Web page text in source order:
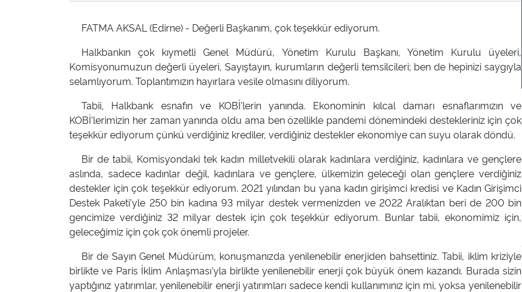
FATMA AKSAL (Edirne) - Değerli Başkanım, çok teşekkür ediyorum.
Halkbankın çok kıymetli Genel Müdürü, Yönetim Kurulu Başkanı, Yönetim Kurulu üyeleri,
Komisyonumuzun değerli üyeleri, Sayıştayın, kurumların değerli temsilcileri; ben de hepinizi saygıyla
selamlıyorum. Toplantımızın hayırlara vesile olmasını diliyorum.
Tabii, Halkbank esnafın ve KOBİ'lerin yanında. Ekonominin kılcal damarı esnaflarımızın ve
KOBİ'lerimizin her zaman yanında oldu ama ben özellikle pandemi dönemindeki destekleriniz için çok
teşekkür ediyorum çünkü verdiğiniz krediler, verdiğiniz destekler ekonomiye can suyu olarak döndü.
Bir de tabii, Komisyondaki tek kadın milletvekili olarak kadınlara verdiğiniz, kadınlara ve gençlere
aslında, sadece kadınlar değil, kadınlara ve gençlere, ülkemizin geleceği olan gençlere verdiğiniz
destekler için çok teşekkür ediyorum. 2021 yılından bu yana kadın girişimci kredisi ve Kadın Girişimci
Destek Paketi'yle 250 bin kadına 93 milyar destek vermenizden ve 2022 Aralıktan beri de 200 bin
gencimize verdiğiniz 32 milyar destek için çok teşekkür ediyorum. Bunlar tabii, ekonomimiz için,
geleceğimiz için çok çok önemli projeler.
Bir de Sayın Genel Müdürüm, konuşmanızda yenilenebilir enerjiden bahsettiniz. Tabii, iklim kriziyle
birlikte ve Paris İklim Anlaşması'yla birlikte yenilenebilir enerji çok büyük önem kazandı. Burada sizin
yaptığınız yatırımlar, yenilenebilir enerji yatırımları sadece kendi kullanımınız için mi, yoksa yenilenebilir